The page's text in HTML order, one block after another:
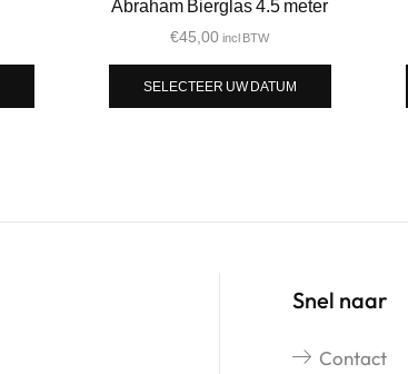
Abraham Bierglas 4.5 meter
€45,00 incl BTW
SELECTEER UW DATUM
Snel naar
Contact